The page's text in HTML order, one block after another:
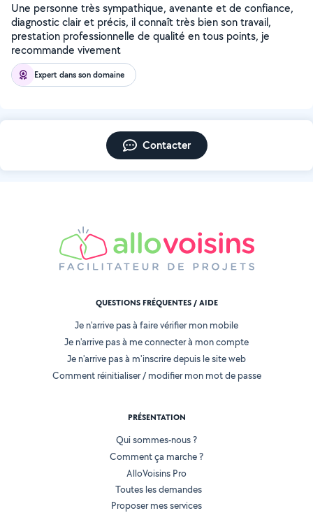
Une personne très sympathique, avenante et de confiance,
diagnostic clair et précis, il connaît très bien son travail,
prestation professionnelle de qualité en tous points, je
recommande vivement
Expert dans son domaine
Contacter
QUESTIONS FRÉQUENTES / AIDE
Je n'arrive pas à faire vérifier mon mobile
Je n'arrive pas à me connecter à mon compte
Je n'arrive pas à m'inscrire depuis le site web
Comment réinitialiser / modifier mon mot de passe
PRÉSENTATION
Qui sommes-nous ?
Comment ça marche ?
AlloVoisins Pro
Toutes les demandes
Proposer mes services